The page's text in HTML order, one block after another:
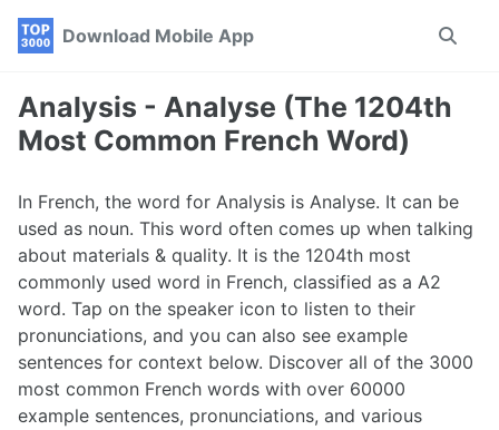
Skip
navigation
Skip
Skip
Download Mobile App
Toggle
Analysis - Analyse (The 1204th
Most Common French Word)
In French, the word for Analysis is Analyse. It can be
used as noun. This word often comes up when talking
about materials & quality. It is the 1204th most
commonly used word in French, classified as a A2
word. Tap on the speaker icon to listen to their
pronunciations, and you can also see example
sentences for context below. Discover all of the 3000
most common French words with over 60000
example sentences, pronunciations, and various